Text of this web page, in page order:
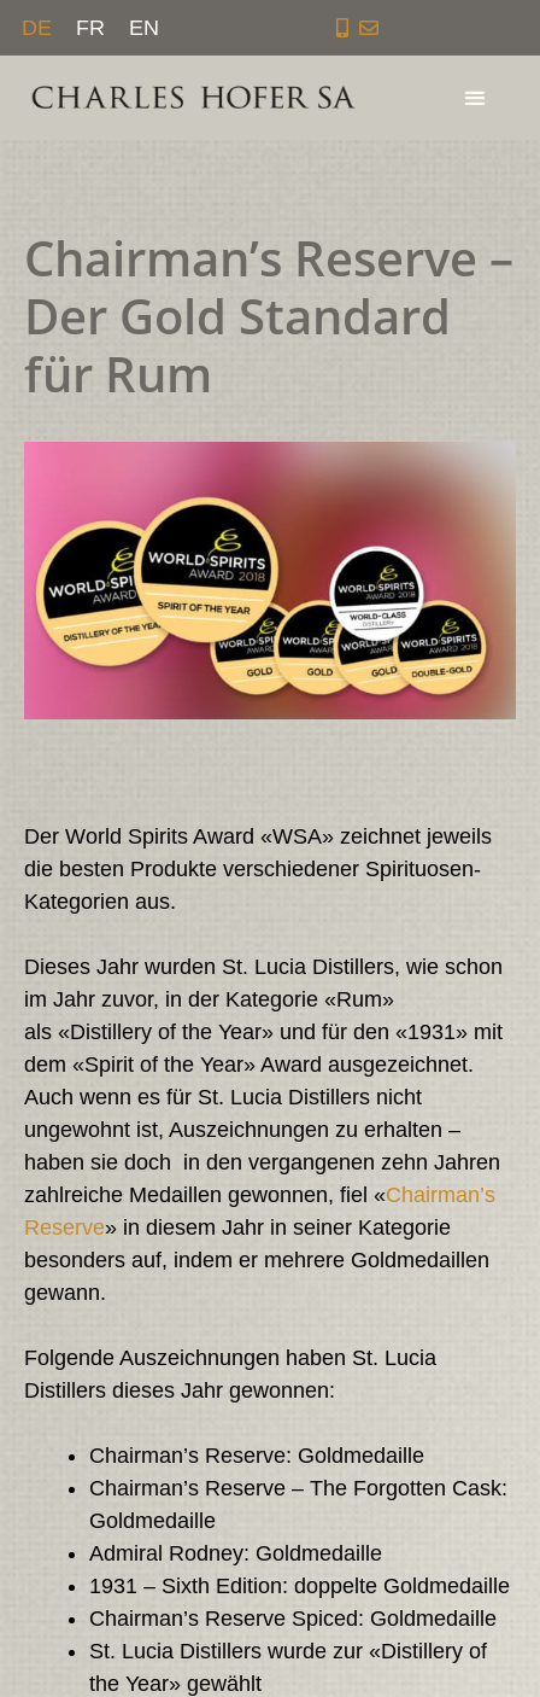
Zum
springen
DE FR EN
Chairman’s Reserve –
Der Gold Standard
für Rum
Der World Spirits Award «WSA» zeichnet jeweils
die besten Produkte verschiedener Spirituosen-
Kategorien aus.
Dieses Jahr wurden St. Lucia Distillers, wie schon
im Jahr zuvor, in der Kategorie «Rum»
als «Distillery of the Year» und für den «1931» mit
dem «Spirit of the Year» Award ausgezeichnet.
Auch wenn es für St. Lucia Distillers nicht
ungewohnt ist, Auszeichnungen zu erhalten –
haben sie doch in den vergangenen zehn Jahren
zahlreiche Medaillen gewonnen, fiel «Chairman’s
Reserve» in diesem Jahr in seiner Kategorie
besonders auf, indem er mehrere Goldmedaillen
gewann.
Folgende Auszeichnungen haben St. Lucia
Distillers dieses Jahr gewonnen:
Chairman’s Reserve: Goldmedaille
Chairman’s Reserve – The Forgotten Cask:
Goldmedaille
Admiral Rodney: Goldmedaille
1931 – Sixth Edition: doppelte Goldmedaille
Chairman’s Reserve Spiced: Goldmedaille
St. Lucia Distillers wurde zur «Distillery of
the Year» gewählt